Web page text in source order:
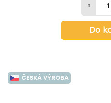
Do
ČESKÁ VÝROBA